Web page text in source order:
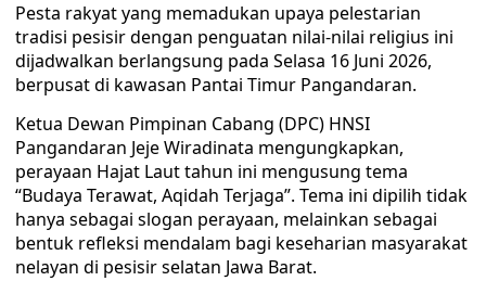
Pesta rakyat yang memadukan upaya pelestarian
tradisi pesisir dengan penguatan nilai-nilai religius ini
dijadwalkan berlangsung pada Selasa 16 Juni 2026,
berpusat di kawasan Pantai Timur Pangandaran.
​Ketua Dewan Pimpinan Cabang (DPC) HNSI
Pangandaran Jeje Wiradinata mengungkapkan,
perayaan Hajat Laut tahun ini mengusung tema
“Budaya Terawat, Aqidah Terjaga”. Tema ini dipilih tidak
hanya sebagai slogan perayaan, melainkan sebagai
bentuk refleksi mendalam bagi keseharian masyarakat
nelayan di pesisir selatan Jawa Barat.